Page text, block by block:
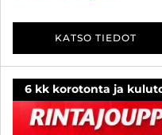
KATSO TIEDOT
6 kk korotonta ja